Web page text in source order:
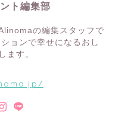
ト編集部
の編集スタッフで
ョンで幸せになるおし
ます。